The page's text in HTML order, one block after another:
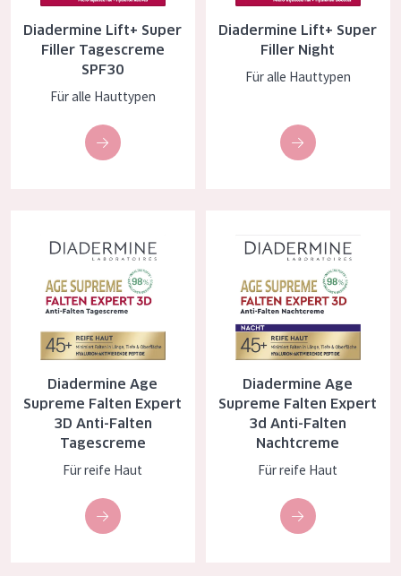
Mischhaut und fettige Haut
Reife Haut
Der Sonne ausgesetzte Haut
Jedes alter
Diadermine Lift+ Super
Filler Tagescreme
SPF30
Für alle Hauttypen
Diadermine Lift+ Super
Filler Night
Für alle Hauttypen
Diadermine Age
Supreme Falten Expert
3D Anti-Falten
Tagescreme
Für reife Haut
Diadermine Age
Supreme Falten Expert
3d Anti-Falten
Nachtcreme
Für reife Haut